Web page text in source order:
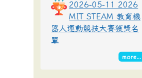
2026-05-11 2026
MIT STEAM 教育機
器人運動競技大賽獲獎名
單
more...